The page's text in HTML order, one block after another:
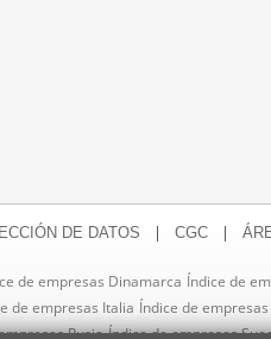
DE DATOS | CGC |
de empresas Dinamarca Índice de
de empresas Italia Índice de empresas
Rusia Índice de empresas